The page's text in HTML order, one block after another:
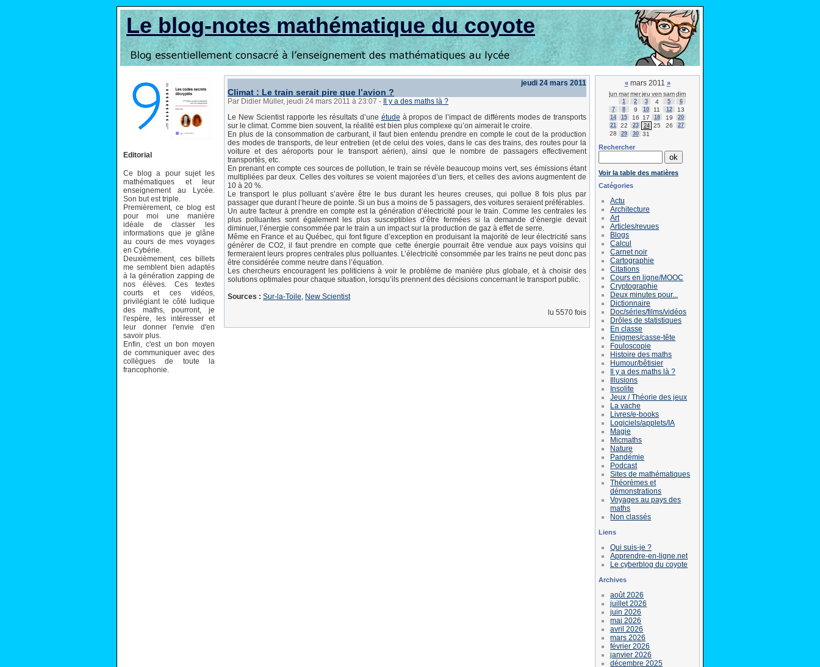
Le blog-notes mathématique du coyote
Editorial
Ce blog a pour sujet les
mathématiques et leur
enseignement au Lycée.
Son but est triple.
Premièrement, ce blog est
pour moi une manière
idéale de classer les
informations que je glâne
au cours de mes voyages
en Cybérie.
Deuxièmement, ces billets
me semblent bien adaptés
à la génération zapping de
nos élèves. Ces textes
courts et ces vidéos,
privilégiant le côté ludique
des maths, pourront, je
l'espère, les intéresser et
leur donner l'envie d'en
savoir plus.
Enfin, c'est un bon moyen
de communiquer avec des
collègues de toute la
francophonie.
jeudi 24 mars 2011
Climat : Le train serait pire que l’avion ?
Par Didier Müller, jeudi 24 mars 2011 à 23:07 -
Il y a des maths là ?
Le New Scientist rapporte les résultats d’une étude à propos de l’impact de différents modes de transports
sur le climat. Comme bien souvent, la réalité est bien plus complexe qu’on aimerait le croire.
En plus de la consommation de carburant, il faut bien entendu prendre en compte le cout de la production
des modes de transports, de leur entretien (et de celui des voies, dans le cas des trains, des routes pour la
voiture et des aéroports pour le transport aérien), ainsi que le nombre de passagers effectivement
transportés, etc.
En prenant en compte ces sources de pollution, le train se révèle beaucoup moins vert, ses émissions étant
multipliées par deux. Celles des voitures se voient majorées d’un tiers, et celles des avions augmentent de
10 à 20 %.
Le transport le plus polluant s’avère être le bus durant les heures creuses, qui pollue 8 fois plus par
passager que durant l’heure de pointe. Si un bus a moins de 5 passagers, des voitures seraient préférables.
Un autre facteur à prendre en compte est la génération d’électricité pour le train. Comme les centrales les
plus polluantes sont également les plus susceptibles d’être fermées si la demande d’énergie devait
diminuer, l’énergie consommée par le train a un impact sur la production de gaz à effet de serre.
Même en France et au Québec, qui font figure d’exception en produisant la majorité de leur électricité sans
générer de CO2, il faut prendre en compte que cette énergie pourrait être vendue aux pays voisins qui
fermeraient leurs propres centrales plus polluantes. L’électricité consommée par les trains ne peut donc pas
être considérée comme neutre dans l’équation.
Les chercheurs encouragent les politiciens à voir le problème de manière plus globale, et à choisir des
solutions optimales pour chaque situation, lorsqu’ils prennent des décisions concernant le transport public.
Sources : Sur-la-Toile, New Scientist
lu 5570 fois
«mars 2011 »
lun marmerjeu ven samdim
1 2 3 4 5
6
7
8 9 10 11 12 13
14 15 16 17 18 19
20
21
22 23 24 25 26 27
28 29 30 31
Rechercher
Voir la table des matières
Catégories
Actu
Architecture
Art
Articles/revues
Blogs
Calcul
Carnet noir
Cartographie
Citations
Cours en ligne/MOOC
Cryptographie
Deux minutes pour...
Dictionnaire
Doc/séries/films/vidéos
Drôles de statistiques
En classe
Enigmes/casse-tête
Fouloscopie
Histoire des maths
Humour/bêtisier
Il y a des maths là ?
Illusions
Insolite
Jeux / Théorie des jeux
La vache
Livres/e-books
Logiciels/applets/IA
Magie
Micmaths
Nature
Pandémie
Podcast
Sites de mathématiques
Théorèmes et
démonstrations
Voyages au pays des
maths
Non classés
Liens
Qui suis-je ?
Apprendre-en-ligne.net
Le cyberblog du coyote
Archives
août 2026
juillet 2026
juin 2026
mai 2026
avril 2026
mars 2026
février 2026
janvier 2026
décembre 2025